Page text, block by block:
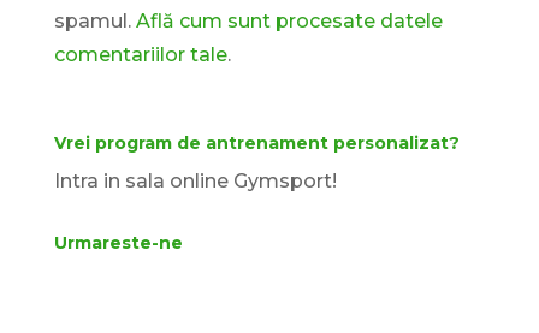
spamul. Află cum sunt procesate datele
comentariilor tale.
Vrei program de antrenament personalizat?
Intra in sala online Gymsport!
Urmareste-ne